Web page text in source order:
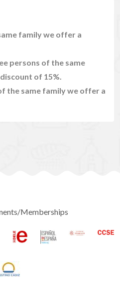
family we offer a
persons of the same
of 15%.
the same family we offer a
Memberships